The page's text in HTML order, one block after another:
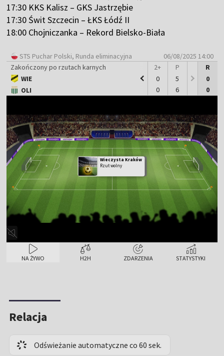
17:30 KKS Kalisz – GKS Jastrzębie
17:30 Świt Szczecin – ŁKS Łódź II
18:00 Chojniczanka – Rekord Bielsko-Biała
STS Puchar Polski, Runda eliminacyjna
06/08/2025 14:00
Zakończony po rzutach karnych
WIE
OLI
1
2+
0
0
P
5
6
R
0
0
NA ŻYWO H2H ZDARZENIA STATYSTYKI
Wieczysta Kraków
Rzut wolny
Relacja
Odświeżanie automatyczne co 60 sek.